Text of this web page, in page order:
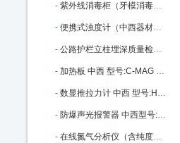
- 紫外线消毒柜（牙模消毒柜）中西 型号:WW08库号：M37601
- 便携式浊度计（中西器材） 型号:TX50-SHYF库号：M163621
- 公路护栏立柱埋深质量检测仪 中西 型号:XA109-JL-GPT（A）库号：M180932
- 加热板 中西 型号:C-MAG HP 10库号：M237400
- 数显推拉力计 中西 型号:HS39-HP-500库号：M282882
- 防爆声光报警器 中西型号:XQ02-BBJ库号：M309829
- 在线氮气分析仪（含纯度报警）中西 型号:CP08-P860-4N库号：M341919